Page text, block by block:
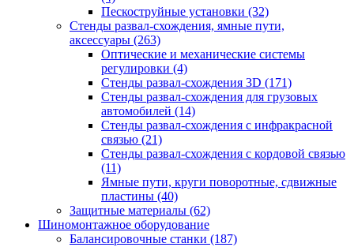
Пескоструйные установки (32)
Стенды развал-схождения, ямные пути,
аксессуары (263)
Оптические и механические системы
регулировки (4)
Стенды развал-схождения 3D (171)
Стенды развал-схождения для грузовых
автомобилей (14)
Стенды развал-схождения с инфракрасной
связью (21)
Стенды развал-схождения с кордовой связью
(11)
Ямные пути, круги поворотные, сдвижные
пластины (40)
Защитные материалы (62)
Шиномонтажное оборудование
Балансировочные станки (187)